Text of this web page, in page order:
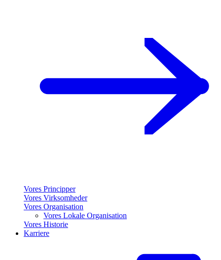
Vores Principper
Vores Virksomheder
Vores Organisation
Vores Lokale Organisation
Vores Historie
Karriere